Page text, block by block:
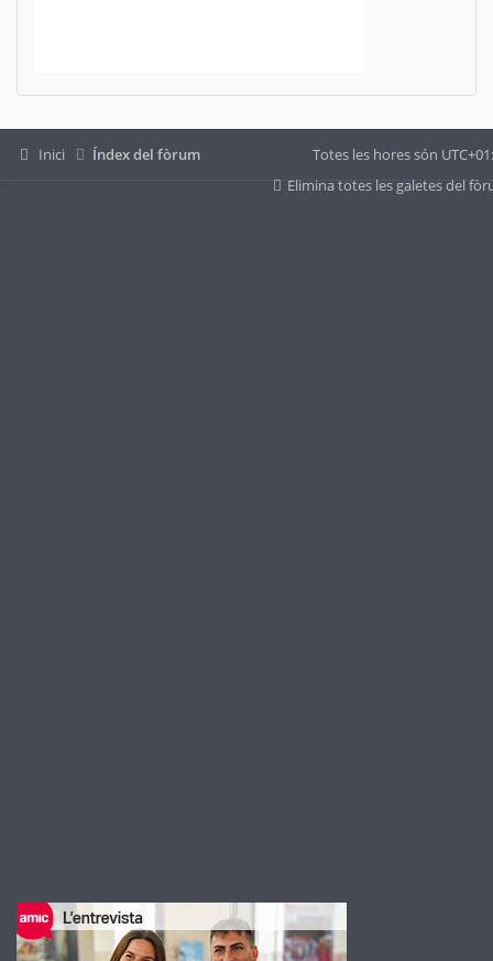
Inici Índex del fòrum Totes les hores són
Elimina totes les galetes del